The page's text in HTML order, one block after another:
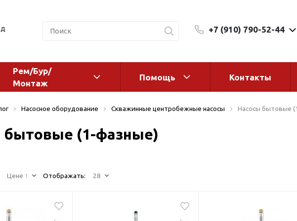
+7 (910) 790-52-44
и адаптеры
Комплектующие
Магистральные фильтры
Рем/Бур/
Монтаж
Помощь Контакты
Насосное оборудование Скважинные центробежные насосы Насосы бытовые
бытовые (1-фазные)
Цене ↑ Отображать: 28